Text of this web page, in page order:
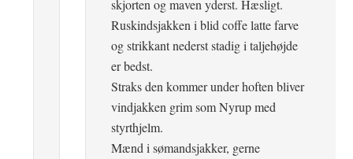
skjorten og maven yderst. Hæsligt.
Ruskindsjakken i blid coffe latte farve
og strikkant nederst stadig i taljehøjde
er bedst.
Straks den kommer under hoften bliver
vindjakken grim som Nyrup med
styrthjelm.
Mænd i sømandsjakker, gerne